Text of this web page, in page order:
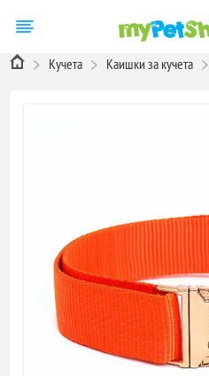
Кучета Каишки за кучета